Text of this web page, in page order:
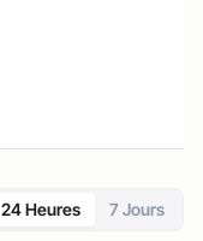
24 Heures 7 Jours